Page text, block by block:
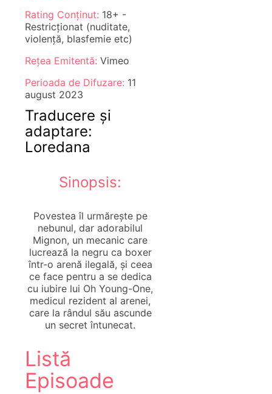
Rating Conținut: 18+ -
Restricționat (nuditate,
violență, blasfemie etc)
Rețea Emitentă: Vimeo
Perioada de Difuzare: 11
august 2023
Traducere și
adaptare:
Loredana
Sinopsis:
Povestea îl urmărește pe
nebunul, dar adorabilul
Mignon, un mecanic care
lucrează la negru ca boxer
într-o arenă ilegală, și ceea
ce face pentru a se dedica
cu iubire lui Oh Young-One,
medicul rezident al arenei,
care la rândul său ascunde
un secret întunecat.
Listă
Episoade